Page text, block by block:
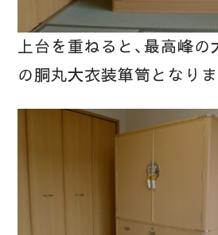
上台を重ねると、最高峰
の胴丸大衣装箪笥となりま